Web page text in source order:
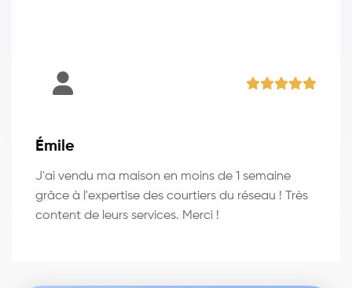
Émile
J'ai vendu ma maison en moins de 1 semaine
grâce à l'expertise des courtiers du réseau ! Très
content de leurs services. Merci !